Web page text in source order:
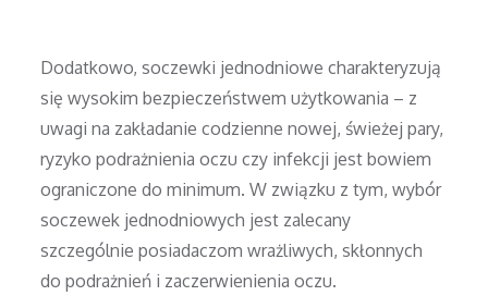
Dodatkowo, soczewki jednodniowe charakteryzują
się wysokim bezpieczeństwem użytkowania – z
uwagi na zakładanie codzienne nowej, świeżej pary,
ryzyko podrażnienia oczu czy infekcji jest bowiem
ograniczone do minimum. W związku z tym, wybór
soczewek jednodniowych jest zalecany
szczególnie posiadaczom wrażliwych, skłonnych
do podrażnień i zaczerwienienia oczu.